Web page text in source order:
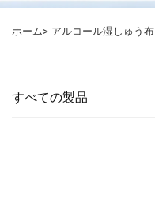
ホーム> アルコール湿しゅう布
すべての製品